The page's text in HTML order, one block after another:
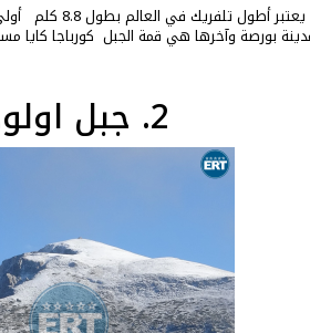
يعتبر أطول تلفريك في العالم بطول 8.8 كلم أولى محطاته هي محطة تلفريك
بورصة وآخرها هي قمة الجبل كورباجا كايا مسافة